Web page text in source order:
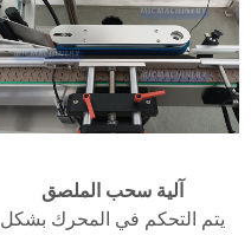
آلية سحب الملصق
يتم التحكم في المحرك بشكل